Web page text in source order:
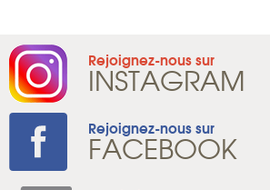
Rejoignez-nous sur
INSTAGRAM
Rejoignez-nous sur
FACEBOOK